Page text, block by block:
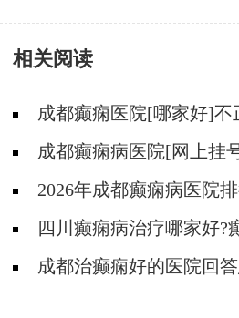
相关阅读
成都癫痫医院[哪家好]不
着什么?
成都癫痫病医院[网上挂
问题?2026年成都癫痫病医院
的发作表现？
四川癫痫病治疗哪家好?
症状?成都治癫痫好的医院回